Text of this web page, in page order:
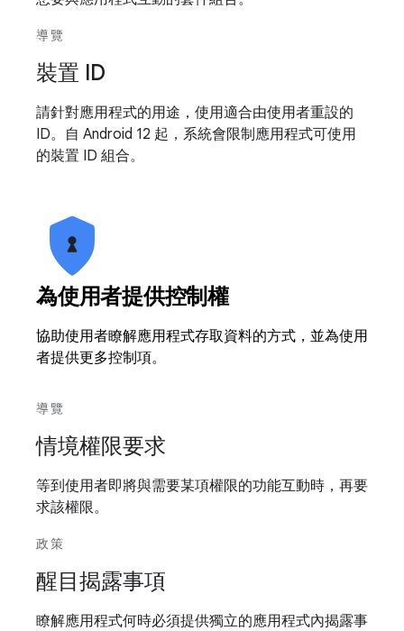
導覽
裝置 ID
請針對應用程式的用途，使用適合由使用者重設的
ID。自 Android 12 起，系統會限制應用程式可使用
的裝置 ID 組合。
為使用者提供控制權
協助使用者瞭解應用程式存取資料的方式，並為使用
者提供更多控制項。
導覽
情境權限要求
等到使用者即將與需要某項權限的功能互動時，再要
求該權限。
政策
醒目揭露事項
瞭解應用程式何時必須提供獨立的應用程式內揭露事